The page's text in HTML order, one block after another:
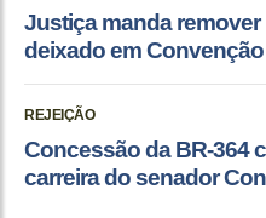
Justiça manda
deixado em Convenção
REJEIÇÃO
Concessão da BR-364
carreira do senador